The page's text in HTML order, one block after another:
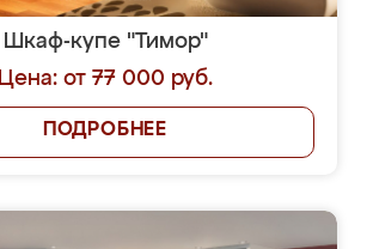
Шкаф-купе "Тимор"
Цена: от 77 000 руб.
ПОДРОБНЕЕ